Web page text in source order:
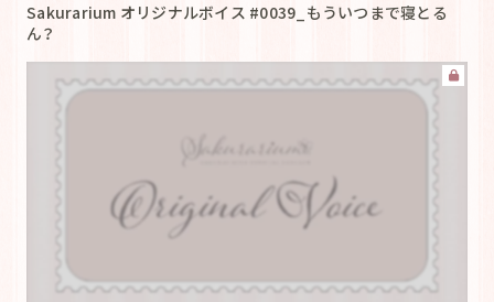
Sakurarium オリジナルボイス #0039_もういつまで寝とる
ん？